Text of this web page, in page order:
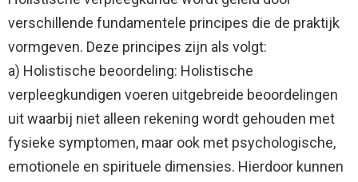
verschillende fundamentele principes die de praktijk
vormgeven. Deze principes zijn als volgt:
a) Holistische beoordeling: Holistische
verpleegkundigen voeren uitgebreide beoordelingen
uit waarbij niet alleen rekening wordt gehouden met
fysieke symptomen, maar ook met psychologische,
emotionele en spirituele dimensies. Hierdoor kunnen